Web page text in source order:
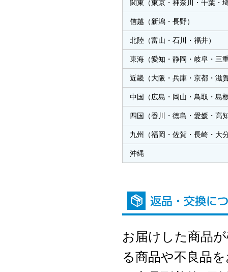
関東（東京・神奈川・千葉・
信越（新潟・長野）
北陸（富山・石川・福井）
東海（愛知・静岡・岐阜・三
近畿（大阪・兵庫・京都・滋
中国（広島・岡山・鳥取・島
四国（香川・徳島・愛媛・高
九州（福岡・佐賀・長崎・大
沖縄
お届けした商品
る商品や不良品